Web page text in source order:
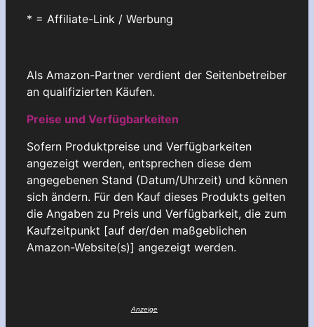
* = Affiliate-Link / Werbung
Als Amazon-Partner verdient der Seitenbetreiber
an qualifizierten Käufen.
Preise und Verfügbarkeiten
Sofern Produktpreise und Verfügbarkeiten
angezeigt werden, entsprechen diese dem
angegebenen Stand (Datum/Uhrzeit) und können
sich ändern. Für den Kauf dieses Produkts gelten
die Angaben zu Preis und Verfügbarkeit, die zum
Kaufzeitpunkt [auf der/den maßgeblichen
Amazon-Website(s)] angezeigt werden.